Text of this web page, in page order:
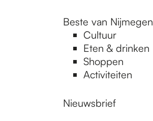
Beste van Nijmegen
Cultuur
Eten & drinken
Shoppen
Activiteiten
Nieuwsbrief